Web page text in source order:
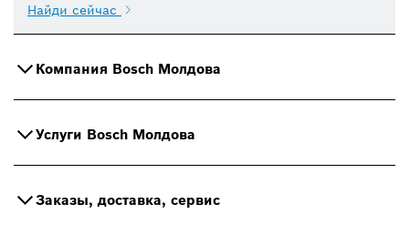
Найди сейчас
Компания Bosch Молдова
Услуги Bosch Молдова
Заказы, доставка, сервис